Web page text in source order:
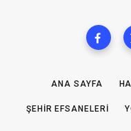
ANA SAYFA
ŞEHIR EFSANELERI